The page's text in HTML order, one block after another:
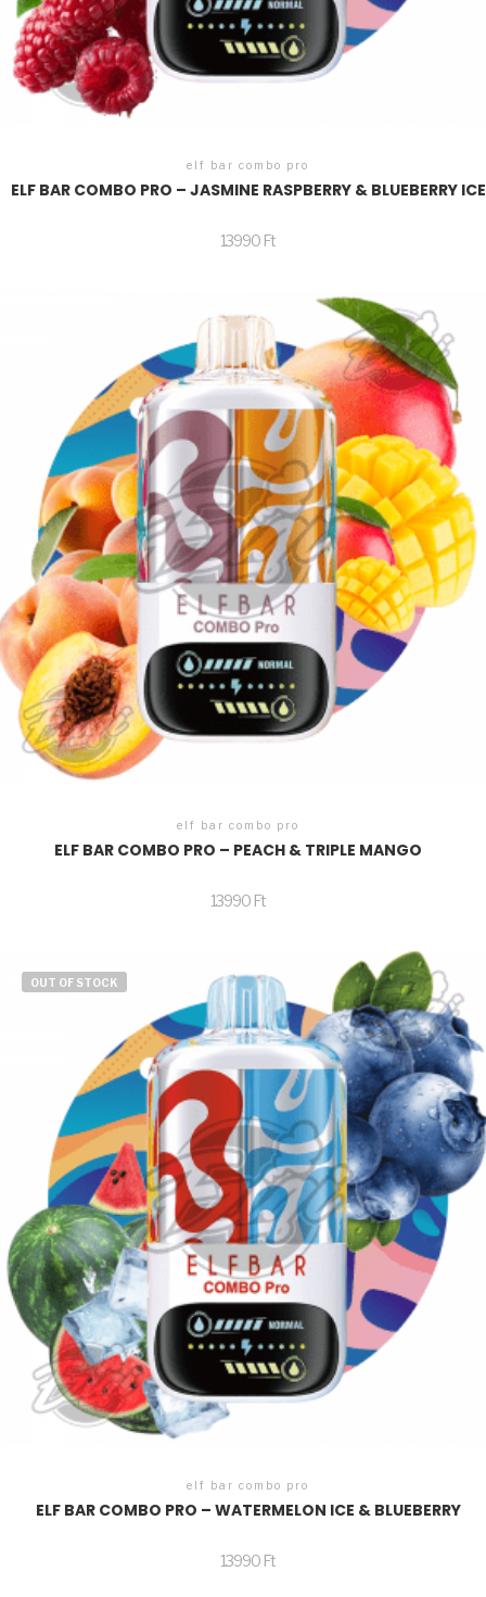
elf bar combo pro
ELF BAR COMBO PRO – JASMINE RASPBERRY & BLUEBERRY ICE
13990 Ft
elf bar combo pro
ELF BAR COMBO PRO – PEACH & TRIPLE MANGO
13990 Ft
OUT OF STOCK
elf bar combo pro
ELF BAR COMBO PRO – WATERMELON ICE & BLUEBERRY
13990 Ft